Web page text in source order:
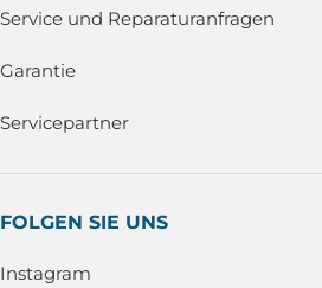
Service und Reparaturanfragen
Garantie
Servicepartner
FOLGEN SIE UNS
Instagram